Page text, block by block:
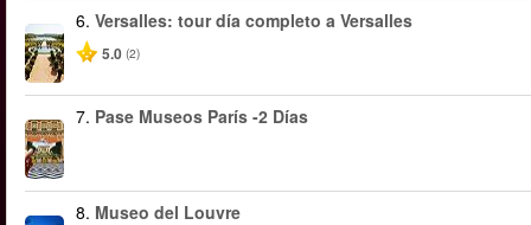
6. Versalles: tour día completo a Versalles
5.0 (2)
7. Pase Museos París -2 Días
8. Museo del Louvre